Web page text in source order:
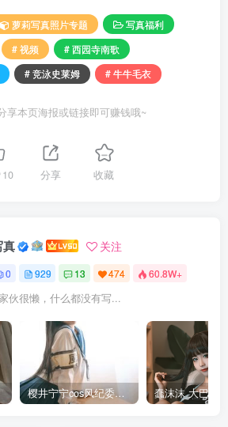
萝莉写真照片专题
写真福利
# 视频
# 西园寺南歌
# 竞泳史莱姆 # 牛牛毛衣
享本页海报或链接即可赚钱哦~
10 分享 收藏
真 关注
0 929 13 474 60.8W+
伙很懒，什么都没有写...
樱井宁宁cos风纪委员写真套图